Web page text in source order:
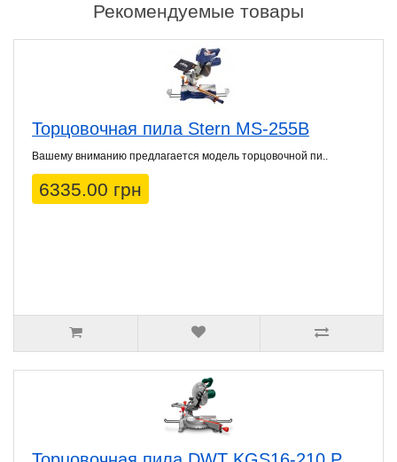
Рекомендуемые товары
Торцовочная пила Stern MS-255B
Вашему вниманию предлагается модель торцовочной пи..
6335.00 грн